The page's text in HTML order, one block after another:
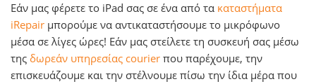
Εάν μας φέρετε το iPad σας σε ένα από τα καταστήματα
iRepair μπορούμε να αντικαταστήσουμε το μικρόφωνο
μέσα σε λίγες ώρες! Εάν μας στείλετε τη συσκευή σας μέσω
της δωρεάν υπηρεσίας courier που παρέχουμε, την
επισκευάζουμε και την στέλνουμε πίσω την ίδια μέρα που